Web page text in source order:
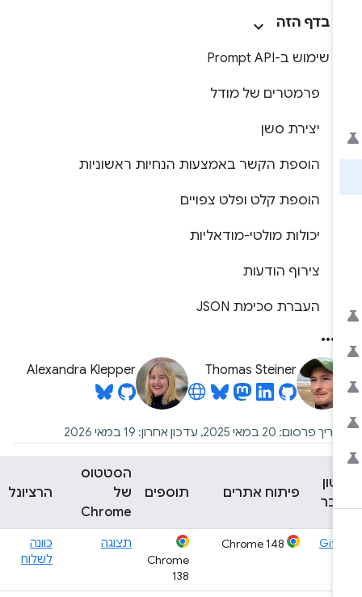
בדף הזה
שימוש ב-Prompt API
פרמטרים של מודל
יצירת סשן
הוספת הקשר באמצעות הנחיות ראשוניות
הוספת קלט ופלט צפויים
יכולות מולטי-מודאליות
צירוף הודעות
העברת סכימת JSON
Thomas Steiner
Alexandra Klepper
20 במאי 2025, עדכון אחרון: 19 במאי 2026
פיתוח אתרים תוספים
הסטטוס
של
Chrome
הרציונל
Chrome
תצוגה
כוונה
לשלוח